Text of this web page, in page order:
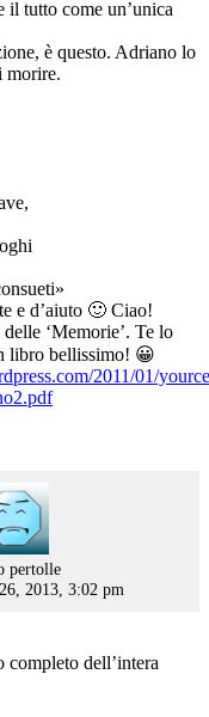
il tutto come un’unica
è questo. Adriano lo
morire.
e d’aiuto 🙂 Ciao!
‘Memorie’. Te lo
libro bellissimo! 😀
2011/01/
pertollesays:
2013, 3:02 pm
completo dell’intera